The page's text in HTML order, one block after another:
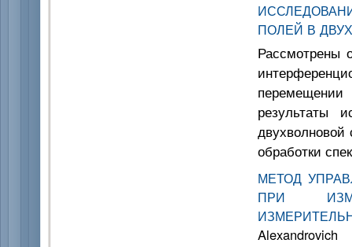
ПОЛЕЙ В
Рассмотрены
результаты
двухволновой
обработки
МЕТОД
ПРИ
Alexandrovich